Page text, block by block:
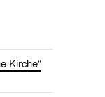
Kirche“